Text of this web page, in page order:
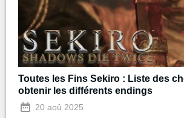
Toutes les Fins Sekiro : Liste des
obtenir les différents endings
20 aoû 2025